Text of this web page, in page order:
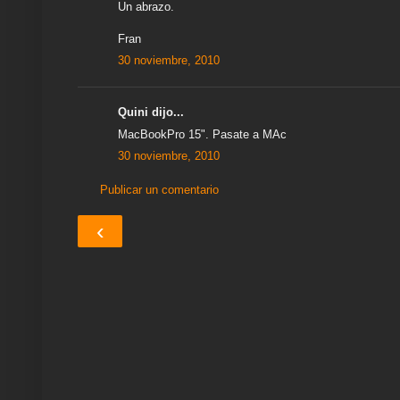
Un abrazo.
Fran
30 noviembre, 2010
Quini dijo...
MacBookPro 15". Pasate a MAc
30 noviembre, 2010
Publicar un comentario
‹